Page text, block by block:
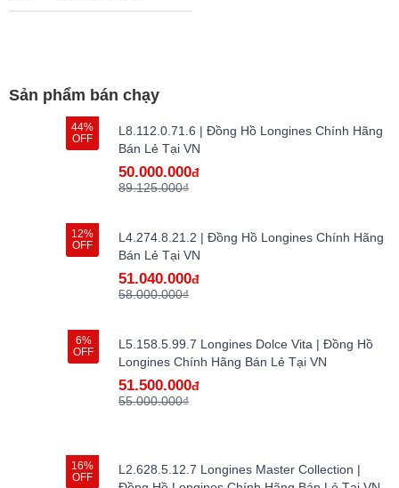
Sản phẩm bán chạy
44%
OFF
L8.112.0.71.6 | Đồng Hồ Longines Chính Hãng
Bán Lẻ Tại VN
50.000.000đ
89.125.000₫
12%
OFF
L4.274.8.21.2 | Đồng Hồ Longines Chính Hãng
Bán Lẻ Tại VN
51.040.000đ
58.000.000₫
6%
OFF
L5.158.5.99.7 Longines Dolce Vita | Đồng Hồ
Longines Chính Hãng Bán Lẻ Tại VN
51.500.000đ
55.000.000₫
16%
OFF
L2.628.5.12.7 Longines Master Collection |